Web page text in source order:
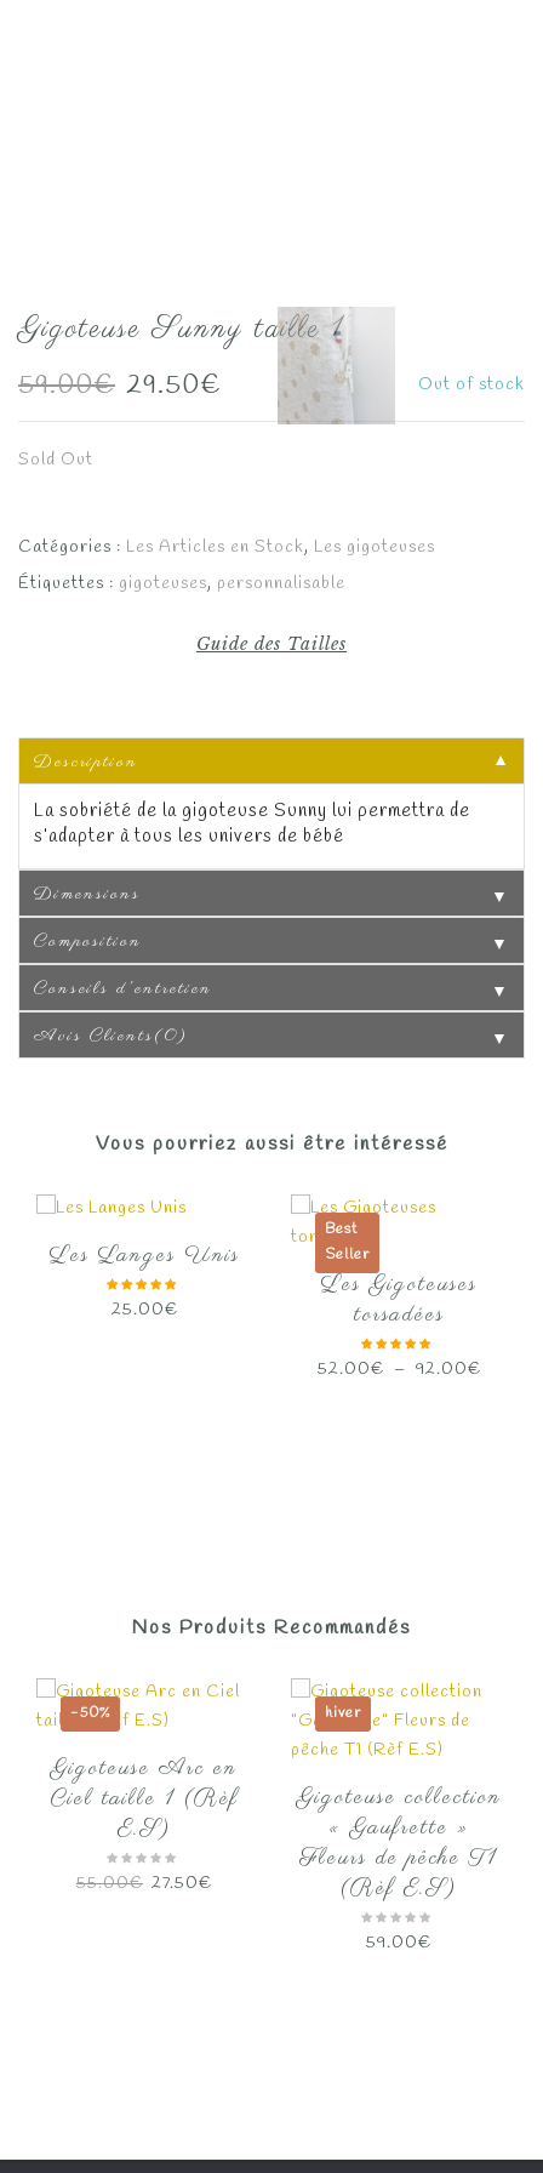
Gigoteuse Sunny taille 1
59.00€ Le
prix
59.00€.
29.50€
prix
29.50€.
Out of stock
Sold Out
Catégories : Les Articles en Stock, Les gigoteuses
Étiquettes : gigoteuses, personnalisable
Guide des Tailles
Description
▼
La sobriété de la gigoteuse Sunny lui permettra de
s’adapter à tous les univers de bébé
Dimensions ▼
Composition ▼
Conseils d'entretien ▼
Avis Clients(0) ▼
Vous pourriez aussi être intéressé
Les Langes Unis
25.00€
Best
Seller
Les Gigoteuses
torsadées
52.00€ – 92.00€Plage
Nos Produits Recommandés
-50%
Gigoteuse Arc en
Ciel taille 1 (Rèf
E.S)
55.00€ Le
27.50€
hiver
Gigoteuse collection
« Gaufrette »
Fleurs de pêche T1
(Rèf E.S)
59.00€